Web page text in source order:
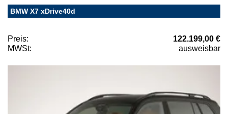
BMW X7 xDrive40d
Preis:
122.199,00 €
MWSt:
ausweisbar